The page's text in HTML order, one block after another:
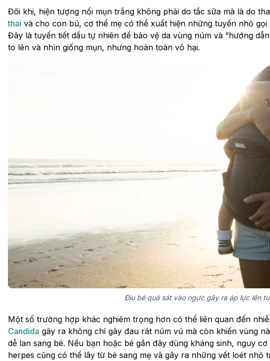
Đôi khi, hiện tượng nổi mụn trắng không phải do tắc sữa mà là do
thai và cho con bú, cơ thể mẹ có thể xuất hiện những tuyến nhỏ
Đây là tuyến tiết dầu tự nhiên để bảo vệ da vùng núm và “hướng
to lên và nhìn giống mụn, nhưng hoàn toàn vô hại.
Địu bé quá sát vào ngực gây ra áp lực lên
Một số trường hợp khác nghiêm trọng hơn có thể liên quan đến
Candida gây ra không chỉ gây đau rát núm vú mà còn khiến vùng
dễ lan sang bé. Nếu bạn hoặc bé gần đây dùng kháng sinh, nguy
herpes cũng có thể lây từ bé sang mẹ và gây ra những vết loét nhỏ